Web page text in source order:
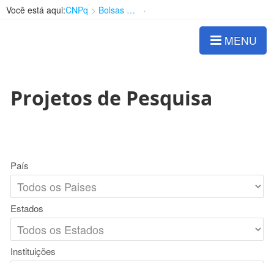
Você está aqui:CNPq Bolsas e Auxílios Vigentes
MENU
Projetos de Pesquisa
País
Estados
Instituições